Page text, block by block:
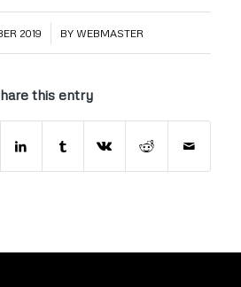
2019 BYWEBMASTER
this entry